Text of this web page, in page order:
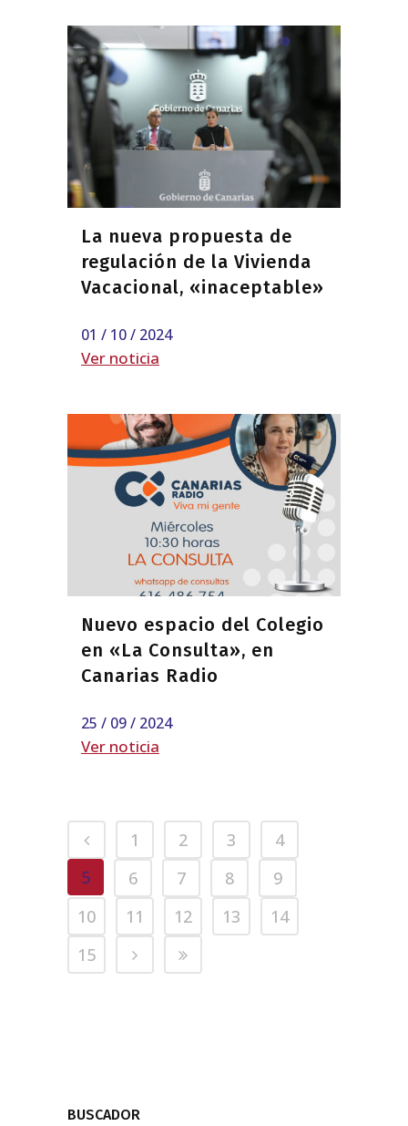
La nueva propuesta de
regulación de la Vivienda
Vacacional, «inaceptable»
01 / 10 / 2024
Ver noticia
Nuevo espacio del Colegio
en «La Consulta», en
Canarias Radio
25 / 09 / 2024
Ver noticia
1 2 3
4
5
6 7 8
9
10
11 12 13
14
15
BUSCADOR